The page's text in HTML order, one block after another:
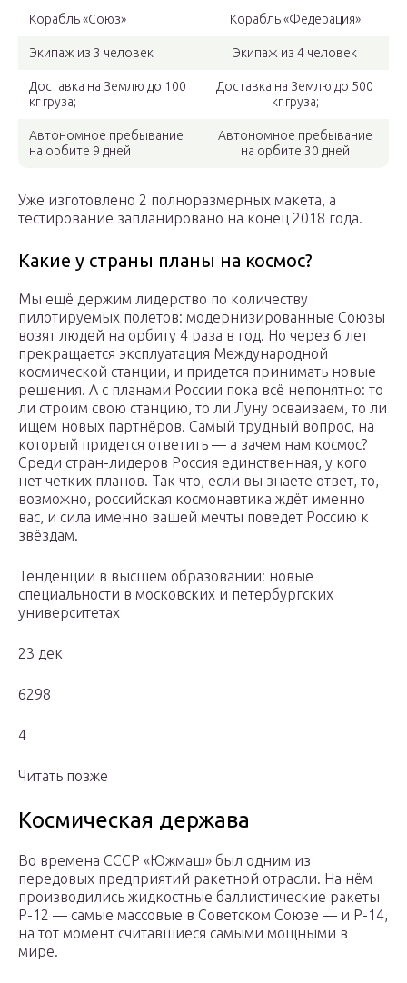
Корабль «Союз» Корабль «Федерация»
Экипаж из 3 человек Экипаж из 4 человек
Доставка на Землю до 100
кг груза;
Доставка на Землю до 500
кг груза;
Автономное пребывание
на орбите 9 дней
Автономное пребывание
на орбите 30 дней
Уже изготовлено 2 полноразмерных макета, а
тестирование запланировано на конец 2018 года.
Какие у страны планы на космос?
Мы ещё держим лидерство по количеству
пилотируемых полетов: модернизированные Союзы
возят людей на орбиту 4 раза в год. Но через 6 лет
прекращается эксплуатация Международной
космической станции, и придется принимать новые
решения. А с планами России пока всё непонятно: то
ли строим свою станцию, то ли Луну осваиваем, то ли
ищем новых партнёров. Самый трудный вопрос, на
который придется ответить — а зачем нам космос?
Среди стран-лидеров Россия единственная, у кого
нет четких планов. Так что, если вы знаете ответ, то,
возможно, российская космонавтика ждёт именно
вас, и сила именно вашей мечты поведет Россию к
звёздам.
Тенденции в высшем образовании: новые
специальности в московских и петербургских
университетах
23 дек
6298
4
Читать позже
Космическая держава
Во времена СССР «Южмаш» был одним из
передовых предприятий ракетной отрасли. На нём
производились жидкостные баллистические ракеты
Р-12 — самые массовые в Советском Союзе — и Р-14,
на тот момент считавшиеся самыми мощными в
мире.